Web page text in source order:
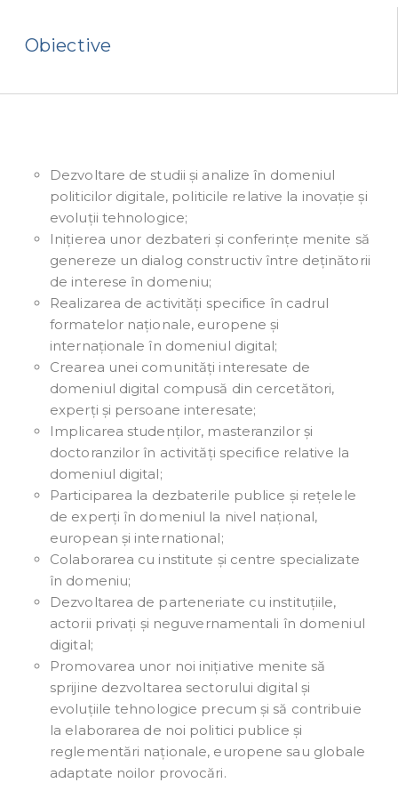
Obiective
Dezvoltare de studii și analize în domeniul
politicilor digitale, politicile relative la inovație și
evoluții tehnologice;
Inițierea unor dezbateri și conferințe menite să
genereze un dialog constructiv între deținătorii
de interese în domeniu;
Realizarea de activități specifice în cadrul
formatelor naționale, europene și
internaționale în domeniul digital;
Crearea unei comunități interesate de
domeniul digital compusă din cercetători,
experți și persoane interesate;
Implicarea studenților, masteranzilor și
doctoranzilor în activități specifice relative la
domeniul digital;
Participarea la dezbaterile publice și rețelele
de experți în domeniul la nivel național,
european și international;
Colaborarea cu institute și centre specializate
în domeniu;
Dezvoltarea de parteneriate cu instituțiile,
actorii privați și neguvernamentali în domeniul
digital;
Promovarea unor noi inițiative menite să
sprijine dezvoltarea sectorului digital și
evoluțiile tehnologice precum și să contribuie
la elaborarea de noi politici publice și
reglementări naționale, europene sau globale
adaptate noilor provocări.